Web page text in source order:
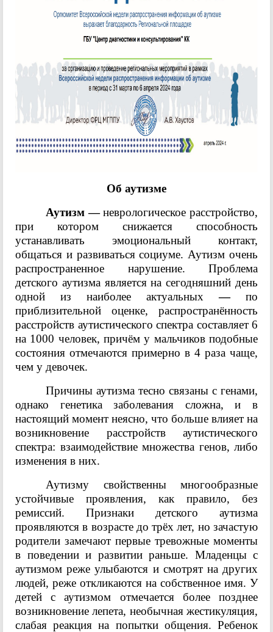
Об аутизме
Аутизм —неврологическое расстройство,
при котором снижается способность
устанавливать эмоциональный контакт,
общаться и развиваться социуме. Аутизм очень
распространенное нарушение. Проблема
детского аутизма является на сегодняшний день
одной из наиболее актуальных—по
приблизительной оценке, распространённость
расстройств аутистического спектра составляет 6
на 1000 человек, причём у мальчиков подобные
состояния отмечаются примерно в 4 раза чаще,
чем у девочек.
Причины аутизма тесно связаны с генами,
однако генетика заболевания сложна, и в
настоящий момент неясно, что больше влияет на
возникновение расстройств аутистического
спектра: взаимодействие множества генов, либо
изменения в них.
Аутизму свойственны многообразные
устойчивые проявления, как правило, без
ремиссий. Признаки детского аутизма
проявляются в возрасте до трёх лет, но зачастую
родители замечают первые тревожные моменты
в поведении и развитии раньше. Младенцы с
аутизмом реже улыбаются и смотрят на других
людей, реже откликаются на собственное имя. У
детей с аутизмом отмечается более позднее
возникновение лепета, необычная жестикуляция,
слабая реакция на попытки общения. Ребенок